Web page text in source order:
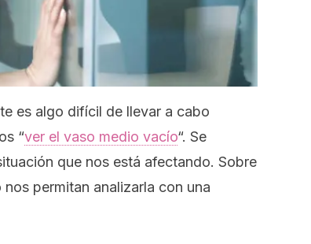
es algo difícil de llevar a cabo
“ver el vaso medio vacío“. Se
que nos está afectando. Sobre
permitan analizarla con una